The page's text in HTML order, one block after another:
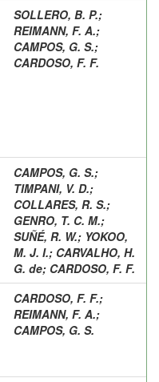
SOLLERO, B. P.;
REIMANN, F. A.;
CAMPOS, G. S.;
CARDOSO, F. F.
CAMPOS, G. S.;
TIMPANI, V. D.;
COLLARES, R. S.;
GENRO, T. C. M.;
SUÑÉ, R. W.; YOKOO,
M. J. I.; CARVALHO, H.
G. de; CARDOSO, F. F.
CARDOSO, F. F.;
REIMANN, F. A.;
CAMPOS, G. S.